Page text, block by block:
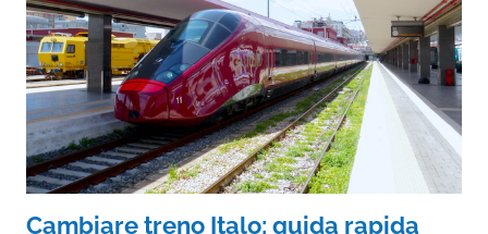
Cambiare treno Italo: guida rapida